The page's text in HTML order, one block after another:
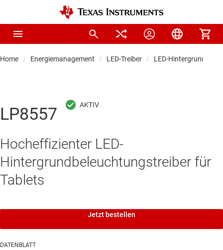
Home Energiemanagement LED-Treiber LED-
LP8557
Hocheffizienter LED-
Hintergrundbeleuchtungstreiber für
Tablets
Jetzt bestellen
DATENBLATT